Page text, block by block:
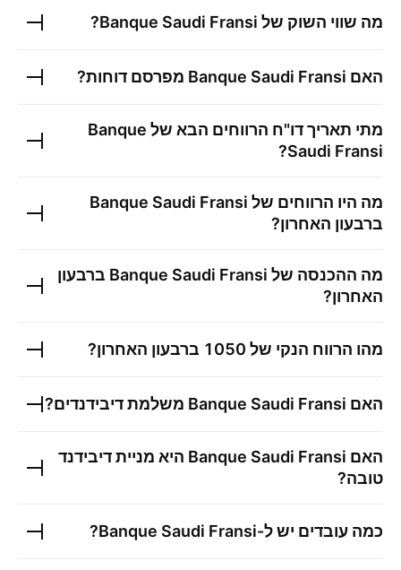
מה שווי השוק של Banque Saudi Fransi
?
האם Banque Saudi Fransi מפרסם דוחות?
מתי תאריך דו"ח הרווחים הבא של Banque
Saudi Fransi
?
מה היו הרווחים של Banque Saudi Fransi
ברבעון האחרון?
מה ההכנסה של Banque Saudi Fransi ברבעון
האחרון?
מהו הרווח הנקי של 1050 ברבעון האחרון?
האם Banque Saudi Fransi משלמת דיבידנדים?
האם Banque Saudi Fransi היא מניית דיבידנד
טובה?
כמה עובדים יש ל-Banque Saudi Fransi
?